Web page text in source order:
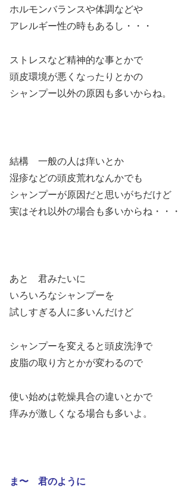
ホルモンバランスや体調などや
アレルギー性の時もあるし・・・
ストレスなど精神的な事とかで
頭皮環境が悪くなったりとかの
シャンプー以外の原因も多いからね。
結構 一般の人は痒いとか
湿疹などの頭皮荒れなんかでも
シャンプーが原因だと思いがちだけど
実はそれ以外の場合も多いからね・・・
あと 君みたいに
いろいろなシャンプーを
試しすぎる人に多いんだけど
シャンプーを変えると頭皮洗浄で
皮脂の取り方とかが変わるので
使い始めは乾燥具合の違いとかで
痒みが激しくなる場合も多いよ。
ま〜 君のように